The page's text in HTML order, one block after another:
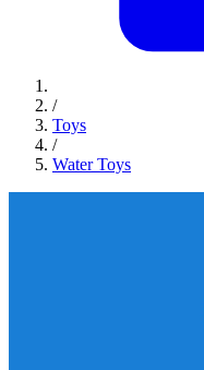
/
Toys
/
Water Toys